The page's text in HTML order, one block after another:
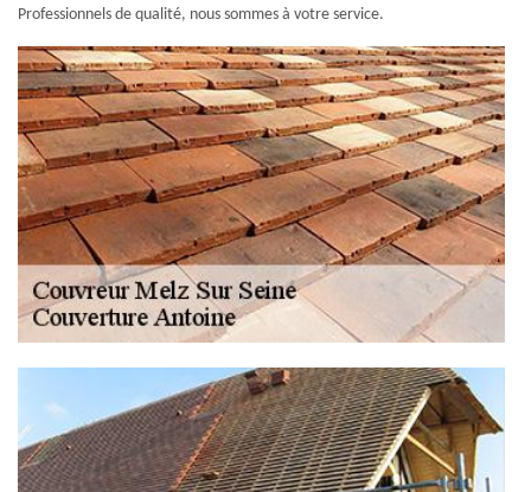
Professionnels de qualité, nous sommes à votre service.